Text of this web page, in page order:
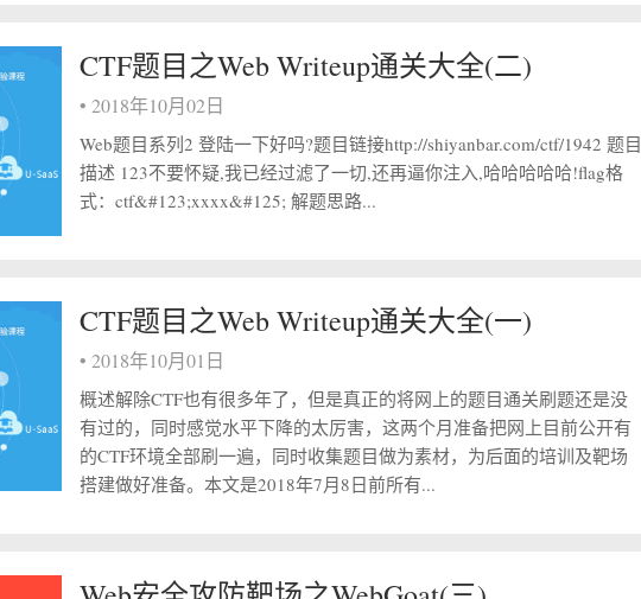
CTF题目之Web Writeup通关大全(二)
• 2018年10月02日
Web题目系列2 登陆一下好吗?题目链接http://shiyanbar.com/ctf/1942 题目
描述 123不要怀疑,我已经过滤了一切,还再逼你注入,哈哈哈哈哈!flag格
式：ctf&#123;xxxx&#125; 解题思路...
CTF题目之Web Writeup通关大全(一)
• 2018年10月01日
概述解除CTF也有很多年了，但是真正的将网上的题目通关刷题还是没
有过的，同时感觉水平下降的太厉害，这两个月准备把网上目前公开有
的CTF环境全部刷一遍，同时收集题目做为素材，为后面的培训及靶场
搭建做好准备。本文是2018年7月8日前所有...